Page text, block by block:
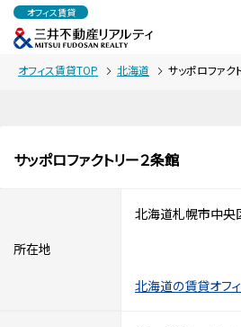
オフィス賃貸
オフィス賃貸TOP 北海道 サッポロファク
サッポロファクトリー２条館
所在地
北海道札幌市中央
北海道の賃貸オフ